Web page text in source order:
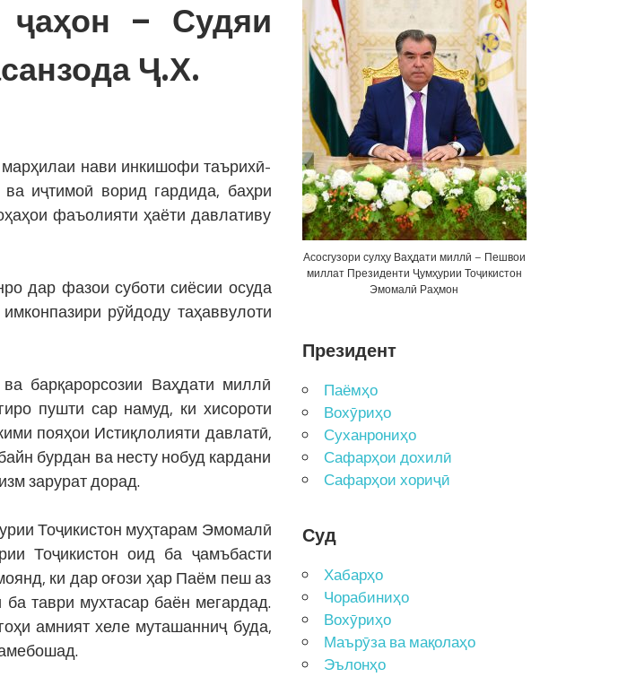
ҷаҳон – Судяи
Ҷ.Х.
нави инкишофи таърихӣ-
ва иҷтимоӣ ворид гардида, баҳри
фаъолияти ҳаёти давлативу
дар фазои суботи сиёсии осуда
рӯйдоду таҳаввулоти
барқарорсозии Ваҳдати миллӣ
пушти сар намуд, ки хисороти
пояҳои Истиқлолияти давлатӣ,
бурдан ва несту нобуд кардани
зарурат дорад.
Тоҷикистон муҳтарам Эмомалӣ
Тоҷикистон оид ба ҷамъбасти
ки дар оғози ҳар Паём пеш аз
таври мухтасар баён мегардад.
амният хеле муташанниҷ буда,
Асосгузори сулҳу Ваҳдати миллӣ – Пешвои
миллат Президенти Ҷумҳурии Тоҷикистон
Эмомалӣ Раҳмон
Президент
Паёмҳо
Вохӯриҳо
Суханрониҳо
Сафарҳои дохилӣ
Сафарҳои хориҷӣ
Суд
Хабарҳо
Чорабиниҳо
Вохӯриҳо
Маърӯза ва мақолаҳо
Эълонҳо